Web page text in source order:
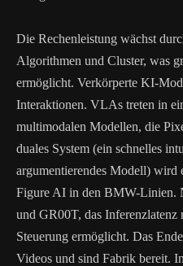
Die Rechenleistung wächst
Algorithmen und Cluster, was
ermöglicht. Verkörperte KI-
Interaktionen. VLAs treten in
multimodalen Modellen, die
duales System (ein schnelles
argumentierendes Modell)
Figure AI in den BMW-Linien.
und GR00T, das Inferenzlatenz
Steuerung ermöglicht. Das
Videos und sind Fabrik bereit.